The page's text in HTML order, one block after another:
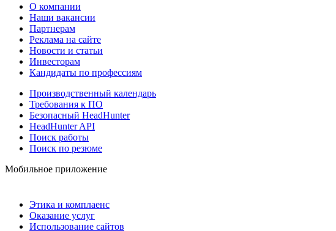
О компании
Наши вакансии
Партнерам
Реклама на сайте
Новости и статьи
Инвесторам
Кандидаты по профессиям
Производственный календарь
Требования к ПО
Безопасный HeadHunter
HeadHunter API
Поиск работы
Поиск по резюме
Мобильное приложение
Этика и комплаенс
Оказание услуг
Использование сайтов